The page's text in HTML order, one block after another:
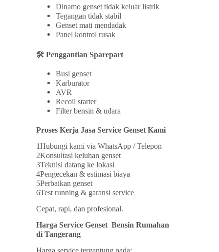
Dinamo genset tidak keluar listrik
Tegangan tidak stabil
Genset mati mendadak
Panel kontrol rusak
🛠 Penggantian Sparepart
Busi genset
Karburator
AVR
Recoil starter
Filter bensin & udara
Proses Kerja Jasa Service Genset Kami
1️Hubungi kami via WhatsApp / Telepon
2️Konsultasi keluhan genset
3️Teknisi datang ke lokasi
4️Pengecekan & estimasi biaya
5️Perbaikan genset
6️Test running & garansi service
Cepat, rapi, dan profesional.
Harga Service Genset Bensin Rumahan
di Tangerang
Harga service tergantung pada: